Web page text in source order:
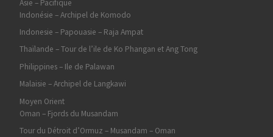
Asie – Pacifique
Indonésie – Archipel de Komodo
Indonesie – Papouasie – Raja Ampat
Thaïlande – Tour de l’ile de Ko Phangan et Ang Tong
Philippines – Ile de Palawan
Malaisie – Archipel de Langkawi
Moyen Orient
Oman – Fjords du Musandam
Tour du Détroit d’Ormuz – Musandam – Oman